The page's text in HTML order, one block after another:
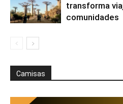
transforma
comunidades
Camisas